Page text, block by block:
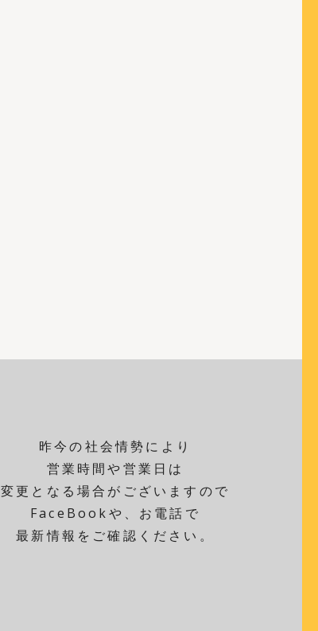
昨今の社会情勢により
営業時間や営業日は
変更となる場合がございますので
FaceBookや、お電話で
最新情報をご確認ください。